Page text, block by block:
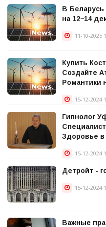
В Беларусь
на 12−14
11-10-2025
Купить
Создайте
Романтики
15-12-2024
Гипнолог
Здоровье
15-12-2024
Детройт -
15-12-2024
Важные